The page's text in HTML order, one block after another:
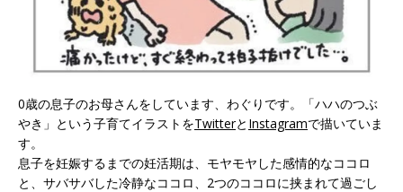
0歳の息子のお母さんをしています、わぐりです。「ハハのつぶ
やき」という子育てイラストをTwitterと Instagramで描いていま
す。
息子を妊娠するまでの妊活期は、モヤモヤした感情的なココロ
と、サバサバした冷静なココロ、2つのココロに挟まれて過ごし